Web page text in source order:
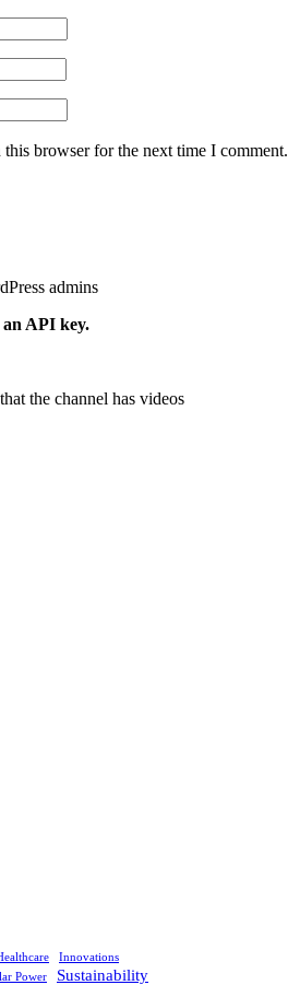
browser for the next time I comment.
admins
API key.
the channel has videos
Innovations
Power Sustainability